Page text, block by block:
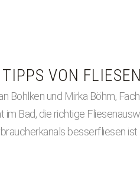
VON
Bohlken und Mirka Böhm,
Bad, die richtige
besserfliesen ist